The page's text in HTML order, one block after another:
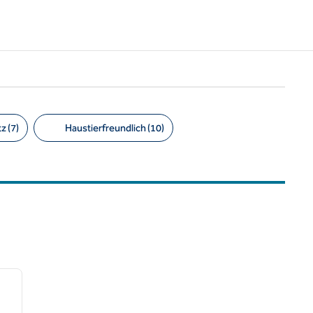
(7) Haustierfreundlich (10)
nächstes Bild